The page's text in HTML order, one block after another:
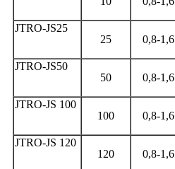
JTRO-JS25
25
0,8-1,6
JTRO-JS50
50
0,8-1,6
JTRO-JS 100
100
0,8-1,6
JTRO-JS 120
120
0,8-1,6